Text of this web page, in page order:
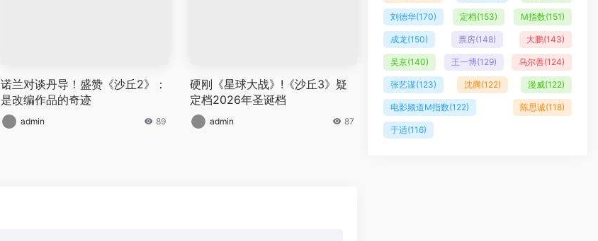
诺兰对谈丹导！盛赞《沙丘2》：
是改编作品的奇迹
admin 89
硬刚《星球大战》!《沙丘3》疑
定档2026年圣诞档
admin 87
刘德华(170) 定档(153) M指数(151)
成龙(150) 票房(148) 大鹏(143)
吴京(140) 王一博(129) 乌尔善(124)
张艺谋(123) 沈腾(122) 漫威(122)
电影频道M指数(122) 陈思诚(118)
于适(116)